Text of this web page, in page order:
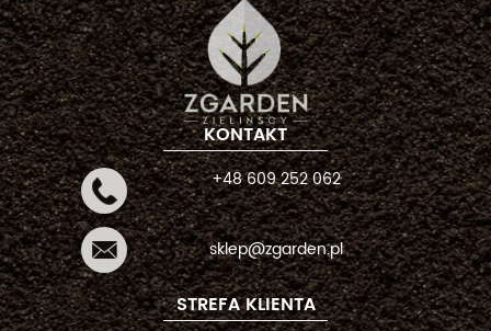
KONTAKT
+48 609 252 062
sklep@zgarden.pl
STREFA KLIENTA